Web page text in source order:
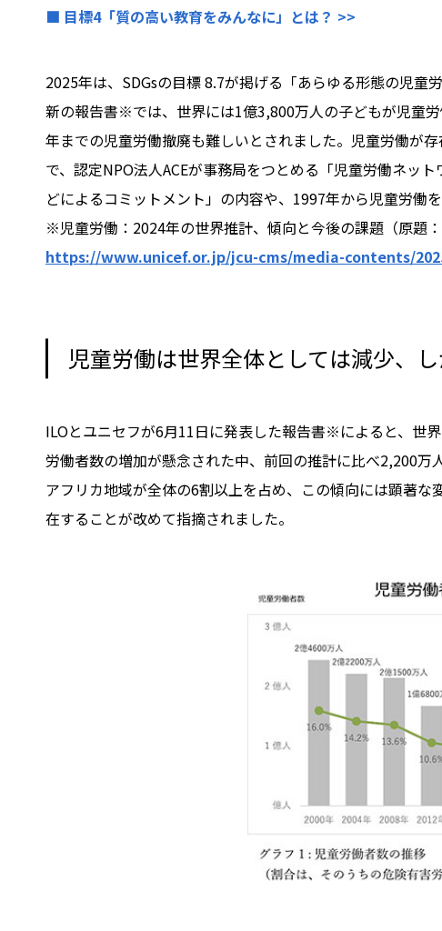
■ 目標4「質の高い教育をみんなに」とは？ >>
2025年は、SDGsの目標 8.7が掲げる「あらゆる形態の児
新の報告書※では、世界には1億3,800万人の子どもが児童
年までの児童労働撤廃も難しいとされました。児童労働が
で、認定NPO法人ACEが事務局をつとめる「児童労働ネッ
どによるコミットメント」の内容や、1997年から児童労働
※児童労働：2024年の世界推計、傾向と今後の課題（原
https://www.unicef.or.jp/jcu-cms/media-contents/
児童労働は世界全体としては減少、
ILOとユニセフが6月11日に発表した報告書※によると、世
労働者数の増加が懸念された中、前回の推計に比べ2,200
アフリカ地域が全体の6割以上を占め、この傾向には顕著
在することが改めて指摘されました。